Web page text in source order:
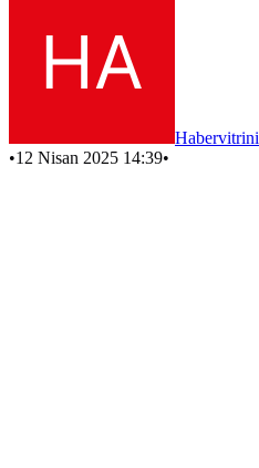
Habervitrini
•12 Nisan 2025 14:39•